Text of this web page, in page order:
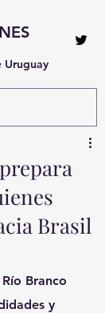
Uruguay
Brasil
Branco
y